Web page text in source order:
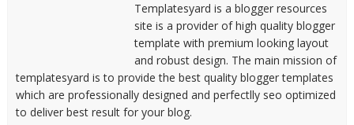
Templatesyard is a blogger resources
site is a provider of high quality blogger
template with premium looking layout
and robust design. The main mission of
templatesyard is to provide the best quality blogger templates
which are professionally designed and perfectlly seo optimized
to deliver best result for your blog.